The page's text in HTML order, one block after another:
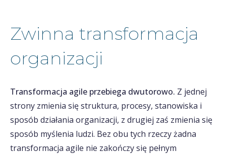
Zwinna transformacja
organizacji
Transformacja agile przebiega dwutorowo. Z jednej
strony zmienia się struktura, procesy, stanowiska i
sposób działania organizacji, z drugiej zaś zmienia się
sposób myślenia ludzi. Bez obu tych rzeczy żadna
transformacja agile nie zakończy się pełnym